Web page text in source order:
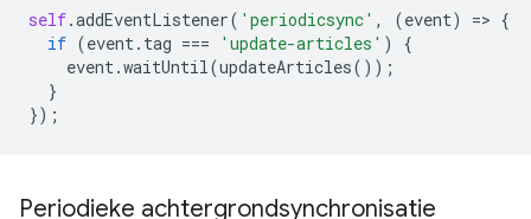
self.addEventListener( 'periodicsync' , (event) => {
if (event. tag === 'update-articles' )
{
event.waitUntil(updateArticles());
}
});
Periodieke achtergrondsynchronisatie